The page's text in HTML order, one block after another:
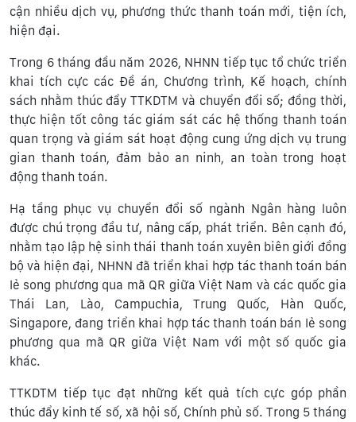
cận nhiều dịch vụ, phương thức thanh toán mới, tiện ích,
hiện đại.
Trong 6 tháng đầu năm 2026, NHNN tiếp tục tổ chức triển
khai tích cực các Đề án, Chương trình, Kế hoạch, chính
sách nhằm thúc đẩy TTKDTM và chuyển đổi số; đồng thời,
thực hiện tốt công tác giám sát các hệ thống thanh toán
quan trọng và giám sát hoạt động cung ứng dịch vụ trung
gian thanh toán, đảm bảo an ninh, an toàn trong hoạt
động thanh toán.
Hạ tầng phục vụ chuyển đổi số ngành Ngân hàng luôn
được chú trọng đầu tư, nâng cấp, phát triển. Bên cạnh đó,
nhằm tạo lập hệ sinh thái thanh toán xuyên biên giới đồng
bộ và hiện đại, NHNN đã triển khai hợp tác thanh toán bán
lẻ song phương qua mã QR giữa Việt Nam và các quốc gia
Thái Lan, Lào, Campuchia, Trung Quốc, Hàn Quốc,
Singapore, đang triển khai hợp tác thanh toán bán lẻ song
phương qua mã QR giữa Việt Nam với một số quốc gia
khác.
TTKDTM tiếp tục đạt những kết quả tích cực góp phần
thúc đẩy kinh tế số, xã hội số, Chính phủ số. Trong 5 tháng